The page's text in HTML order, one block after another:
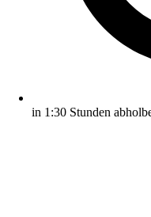
in 1:30 Stunden